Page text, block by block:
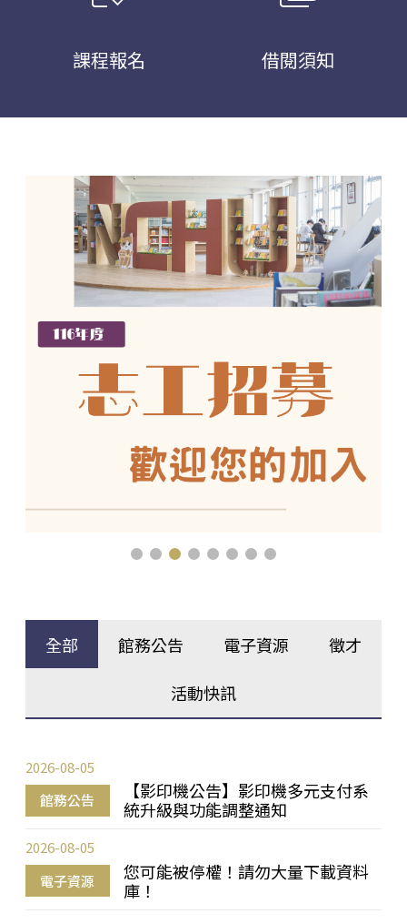
課程報名 借閱須知
全部 館務公告 電子資源 徵才
活動快訊
館務公告
【影印機公告】影印機多元支付系
統升級與功能調整通知
2026-08-05
電子資源
您可能被停權！請勿大量下載資料
庫！
2026-08-05